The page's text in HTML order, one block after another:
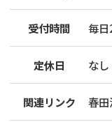
受付時間 毎
定休日 なし
関連リンク 春田